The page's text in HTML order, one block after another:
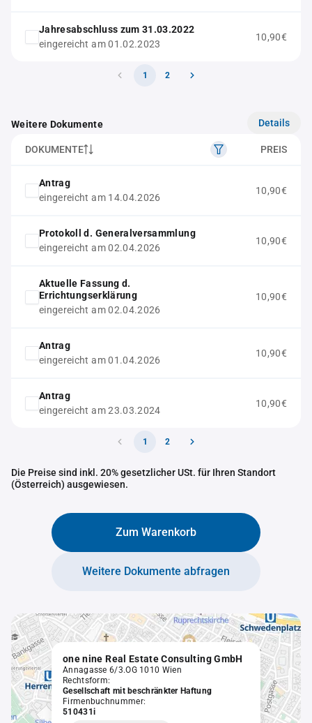
Jahresabschluss zum 31.03.2022
eingereicht am 01.02.2023
10,90€
1 2
Weitere Dokumente Details
DOKUMENTE PREIS
Antrag
eingereicht am 14.04.2026
10,90€
Protokoll d. Generalversammlung
eingereicht am 02.04.2026
10,90€
Aktuelle Fassung d.
Errichtungserklärung
eingereicht am 02.04.2026
10,90€
Antrag
eingereicht am 01.04.2026
10,90€
Antrag
eingereicht am 23.03.2024
10,90€
1 2
Die Preise sind inkl. 20% gesetzlicher USt. für Ihren Standort
(Österreich) ausgewiesen.
Zum Warenkorb
Weitere Dokumente abfragen
one nine Real Estate Consulting GmbH
Annagasse 6/3.OG 1010 Wien
Rechtsform:
Gesellschaft mit beschränkter Haftung
Firmenbuchnummer:
510431i